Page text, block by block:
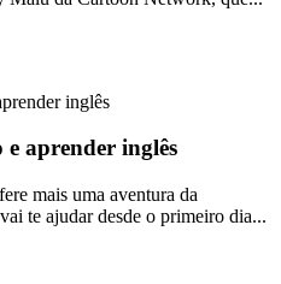
aprender inglês
mais uma aventura da
te ajudar desde o primeiro dia...